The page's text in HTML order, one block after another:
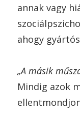
annak vagy
ahogy
„A másik
Mindig azok